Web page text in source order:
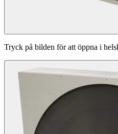
Tryck på bilden för att öppna i